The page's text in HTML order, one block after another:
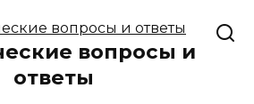
вопросы и
ответы